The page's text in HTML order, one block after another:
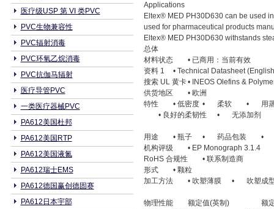
医疗级USP 第 VI 类PVC
PVC生物兼容性
PVC辐射消毒
PVC环氧乙烷消毒
PVC抗伽马辐射
医疗导管PVC
一类医疗器械PVC
PA612美国杜邦
PA612美国RTP
PA612美国液氮
PA612瑞士EMS
PA612德国赢创德固赛
PA612日本宇部
Applications
Eltex® MED PH30D630 can be used
used for pharmaceutical products
Eltex® MED PH30D630 withstands
总体
材料状态
• 已商用：当前有效
资料 1
• Technical Datasheet
搜索 UL 黄卡• INEOS Olefins &
供货地区
• 欧洲
特性
• 低密度 • 柔软 •
用
• 良好的柔韧性
• 无添加剂
用途 • 瓶子 • 药品包装
•
机构评级
• EP Monograph 3.1.4
RoHS 合规性
• 联系制造商
形式
• 颗粒
加工方法
• 吹塑薄膜 • 吹塑成
物理性能 额定值(英制)
额